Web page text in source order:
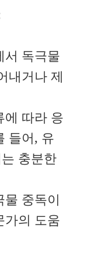
서 독극물
내거나 제
에 따라 응
들어, 유
충분한
물 중독이
가의 도움